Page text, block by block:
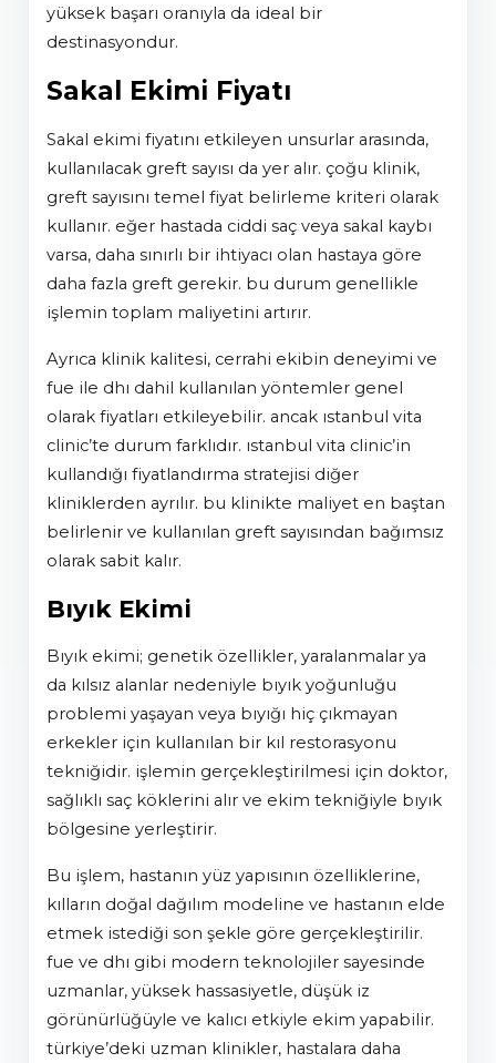
yüksek başarı oranıyla da ideal bir
destinasyondur.
Sakal Ekimi Fiyatı
sakal ekimi fiyatını etkileyen unsurlar arasında,
kullanılacak greft sayısı da yer alır. çoğu klinik,
greft sayısını temel fiyat belirleme kriteri olarak
kullanır. eğer hastada ciddi saç veya sakal kaybı
varsa, daha sınırlı bir ihtiyacı olan hastaya göre
daha fazla greft gerekir. bu durum genellikle
işlemin toplam maliyetini artırır.
ayrıca klinik kalitesi, cerrahi ekibin deneyimi ve
fue ile dhi dahil kullanılan yöntemler genel
olarak fiyatları etkileyebilir. ancak istanbul vita
clinic’te durum farklıdır. istanbul vita clinic’in
kullandığı fiyatlandırma stratejisi diğer
kliniklerden ayrılır. bu klinikte maliyet en baştan
belirlenir ve kullanılan greft sayısından bağımsız
olarak sabit kalır.
Bıyık Ekimi
bıyık ekimi; genetik özellikler, yaralanmalar ya
da kılsız alanlar nedeniyle bıyık yoğunluğu
problemi yaşayan veya bıyığı hiç çıkmayan
erkekler için kullanılan bir kıl restorasyonu
tekniğidir. i̇şlemin gerçekleştirilmesi için doktor,
sağlıklı saç köklerini alır ve ekim tekniğiyle bıyık
bölgesine yerleştirir.
bu işlem, hastanın yüz yapısının özelliklerine,
kılların doğal dağılım modeline ve hastanın elde
etmek istediği son şekle göre gerçekleştirilir.
fue ve dhi gibi modern teknolojiler sayesinde
uzmanlar, yüksek hassasiyetle, düşük iz
görünürlüğüyle ve kalıcı etkiyle ekim yapabilir.
türkiye’deki uzman klinikler, hastalara daha